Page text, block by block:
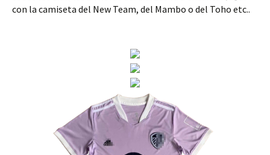
con la camiseta del New Team, del Mambo o del Toho etc..